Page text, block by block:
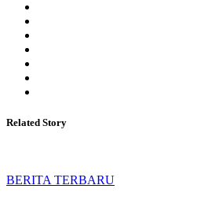
Related Story
BERITA TERBARU